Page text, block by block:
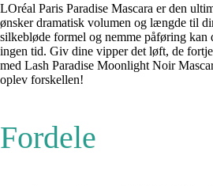
LOréal Paris Paradise Mascara er den
ønsker dramatisk volumen og længde til
silkebløde formel og nemme påføring kan
ingen tid. Giv dine vipper det løft, de
med Lash Paradise Moonlight Noir
oplev forskellen!
Fordele